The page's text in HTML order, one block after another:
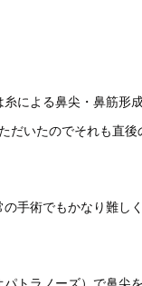
による鼻尖・鼻筋形
だいたのでそれも直後
手術でもかなり難し